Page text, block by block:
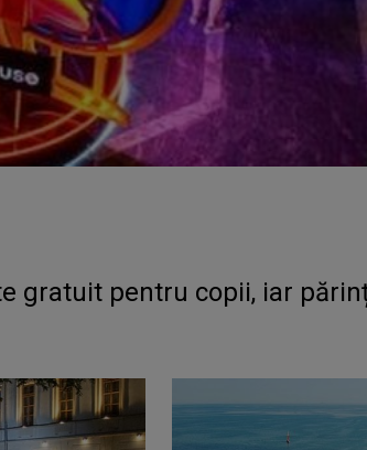
gratuit pentru copii, iar